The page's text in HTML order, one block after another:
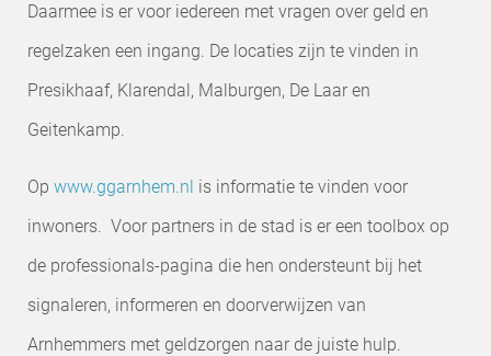
Daarmee is er voor iedereen met vragen over geld en
regelzaken een ingang. De locaties zijn te vinden in
Presikhaaf, Klarendal, Malburgen, De Laar en
Geitenkamp.
Op www.ggarnhem.nl is informatie te vinden voor
inwoners. Voor partners in de stad is er een toolbox op
de professionals-pagina die hen ondersteunt bij het
signaleren, informeren en doorverwijzen van
Arnhemmers met geldzorgen naar de juiste hulp.